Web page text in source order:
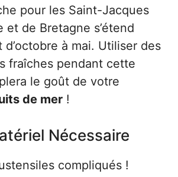
pour les Saint-Jacques
et de Bretagne s’étend
d’octobre à mai. Utiliser des
fraîches pendant cette
le goût de votre
de mer !
Nécessaire
compliqués !